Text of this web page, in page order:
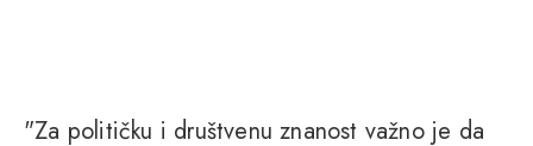
"Za političku i društvenu znanost važno je da